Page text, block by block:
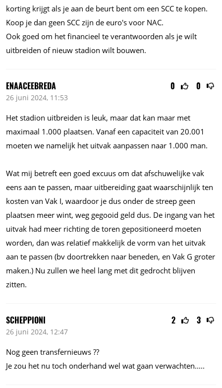
korting krijgt als je aan de beurt bent om een SCC te kopen.
Koop je dan geen SCC zijn de euro's voor NAC.
Ook goed om het financieel te verantwoorden als je wilt
uitbreiden of nieuw stadion wilt bouwen.
0 0
ENAACEEBREDA
26 juni 2024, 11:53
Het stadion uitbreiden is leuk, maar dat kan maar met
maximaal 1.000 plaatsen. Vanaf een capaciteit van 20.001
moeten we namelijk het uitvak aanpassen naar 1.000 man.
Wat mij betreft een goed excuus om dat afschuwelijke vak
eens aan te passen, maar uitbereiding gaat waarschijnlijk ten
kosten van Vak I, waardoor je dus onder de streep geen
plaatsen meer wint, weg gegooid geld dus. De ingang van het
uitvak had meer richting de toren gepositioneerd moeten
worden, dan was relatief makkelijk de vorm van het uitvak
aan te passen (bv doortrekken naar beneden, en Vak G groter
maken.) Nu zullen we heel lang met dit gedrocht blijven
zitten.
2 3
SCHEPPIONI
26 juni 2024, 12:47
Nog geen transfernieuws ??
Je zou het nu toch onderhand wel wat gaan verwachten.....